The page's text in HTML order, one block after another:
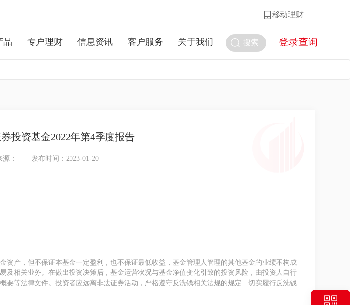
移动理财
搜索 登录查询
品 专户理财 信息资讯 客户服务 关于我们
投资基金2022年第4季度报告
源： 发布时间：2023-01-20
产，但不保证本基金一定盈利，也不保证最低收益，基金管理人管理的其他基金的业绩不构成
相关业务。在做出投资决策后，基金运营状况与基金净值变化引致的投资风险，由投资人自行
等法律文件。投资者应远离非法证券活动，严格遵守反洗钱相关法规的规定，切实履行反洗钱